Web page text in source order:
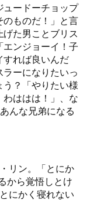
ュードーチョップ
のものだ！」と言
た男ことブリス
エンジョーイ！子
すれば良いんだ
ーになりたいっ
？「やりたい様
ははは！」、な
んな兄弟になる
リン。「とにか
から覚悟しとけ
にかく寝れない